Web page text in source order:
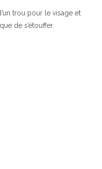
trou pour le visage et
de s’étouffer.